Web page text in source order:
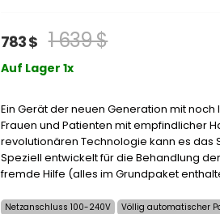
783 $ 1 639 $
Auf Lager 1x
Ein Gerät der neuen Generation mit
Frauen und Patienten mit empfindlicher
revolutionären Technologie kann es das
Speziell entwickelt für die Behandlung
fremde Hilfe (alles im Grundpaket
Netzanschluss 100-240V Völlig automatischer